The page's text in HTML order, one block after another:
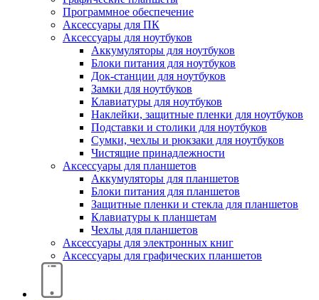
Программное обеспечение
Аксессуары для ПК
Аксессуары для ноутбуков
Аккумуляторы для ноутбуков
Блоки питания для ноутбуков
Док-станции для ноутбуков
Замки для ноутбуков
Клавиатуры для ноутбуков
Наклейки, защитные пленки для ноутбуков
Подставки и столики для ноутбуков
Сумки, чехлы и рюкзаки для ноутбуков
Чистящие принадлежности
Аксессуары для планшетов
Аккумуляторы для планшетов
Блоки питания для планшетов
Защитные пленки и стекла для планшетов
Клавиатуры к планшетам
Чехлы для планшетов
Аксессуары для электронных книг
Аксессуары для графических планшетов